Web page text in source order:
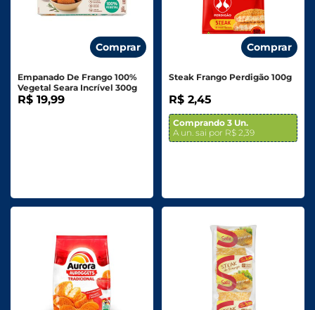
Comprar
Empanado De Frango 100%
Vegetal Seara Incrível 300g
R$ 19,99
Comprar
Steak Frango Perdigão 100g
R$ 2,45
Comprando 3 Un.
A un. sai por R$ 2,39